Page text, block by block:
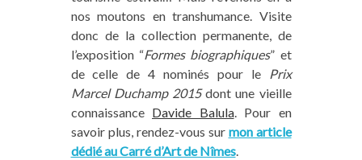
nos moutons en transhumance. Visite
donc de la collection permanente, de
l’exposition “Formes biographiques” et
de celle de 4 nominés pour le
Prix
Marcel Duchamp 2015dont une vieille
connaissance Davide Balula. Pour en
savoir plus, rendez-vous sur mon article
dédié au Carré d’Art de Nîmes.